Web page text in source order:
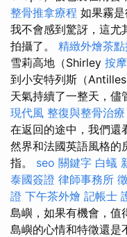
整骨推拿療程 如果霧
我不會感到驚訝，這尤
拍攝了。 精緻外燴茶
雪莉高地（Shirley 按
到小安特列斯（
天氣持續了一整天，儘
現代風 整復與整骨治療
在返回的途中，我們還
然界和法國英語風格的
指。 seo 關鍵字 白蟻
泰國簽證 律師事務所
證 下午茶外燴 記帳士
島嶼，如果有機會，值
島嶼的心情和特徵還是